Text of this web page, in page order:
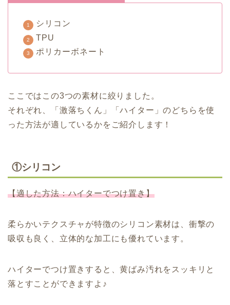
シリコン
TPU
ポリカーボネート
ここではこの3つの素材に絞りました。
それぞれ、「激落ちくん」「ハイター」のどちらを使
った方法が適しているかをご紹介します！
①シリコン
【適した方法：ハイターでつけ置き】
柔らかいテクスチャが特徴のシリコン素材は、衝撃の
吸収も良く、立体的な加工にも優れています。
ハイターでつけ置きすると、黄ばみ汚れをスッキリと
落とすことができますよ♪